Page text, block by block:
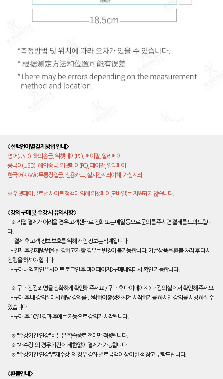
<선택언어별 결제방법 안내>
영어(USD) : 해외송금, 위챗페이(PC), 페이팔, 알리페이
중국어(USD) : 해외송금, 위챗페이(PC), 페이팔, 알리페이
한국어(KRW) : 무통장입금, 신용카드, 실시간계좌이체, 가상계좌
※ 위챗페이 글로벌 사이트 정책에 의해 위챗페이(모바일)는 지원되지 않습니다.
<강의 구매 및 수강 시 유의사항>
※ 직접 결제가 어려울 경우 고객센터로 전화 또는 메일 등으로 문의를 주시면 결제를 도와드립니
다.
– 결제 후 고객 정보 보호를 위해 개인 정보는 삭제됩니다.
– 결제 후 결제방법을 변경하고자 할 경우는 변경이 불가능합니다. 기존상품을 환불 처리 후 다시
진행을 하셔야 합니다.
– 구매내역 확인은 사이트 로그인 후 마이페이지>구매내역에서 확인 가능합니다.
※ 구매 전 강좌명을 정확하게 확인해 주세요 / 구매 후 마이페이지>내 강의실 에서 확인해 주세요.
– 구매 후 내 강의실에서 해당 강의를 클릭하여 활성화시켜 시작하기를 하시면 강의를 시청하실 수
있습니다.
– 구매 후 10일 경과 후에는 자동으로 강의가 시작됩니다.
※ "수강기간 연장" 버튼은 학습종료 전에만 적용됩니다.
※ "재수강"의 경우 기간에 제한없이 결제가 가능합니다.
※ "수강기간 연장"/"재수강"의 경우 강좌 별로 금액이 상이한 점 참고 부탁드립니다.
<환불안내>